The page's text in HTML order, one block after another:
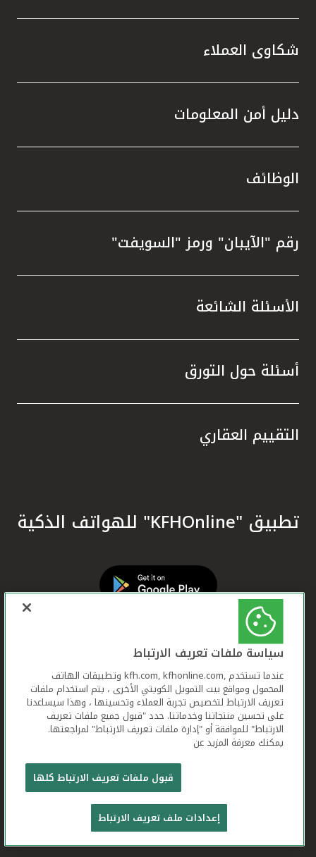
تواصل معنا
شكاوى العملاء
دليل أمن المعلومات
الوظائف
رقم "الآيبان" ورمز "السويفت"
الأسئلة الشائعة
أسئلة حول التورق
التقييم العقاري
تطبيق "KFHOnline" للهواتف الذكية
بيت التمويل الكويتي جميع الحقوق محفوظة © 2026
شروط وأحكام استخدام الموقع الإلكتروني
تعريف الارتباط بيان الخصوصية
سياسة ملفات تعريف الارتباط
عندما تستخدم ,kfh.com, kfhonline.com وتطبيقات الهاتف
المحمول ومواقع بيت التمويل الكويتي الأخرى ، يتم استخدام ملفات
تعريف الارتباط لتخصيص تجربة العملاء وتحسينها ، وهذا سيساعدنا
على تحسين منتجاتنا وخدماتنا. حدد "قبول جميع ملفات تعريف
الارتباط" للموافقة أو "إدارة ملفات تعريف الارتباط" لمراجعتها.
يمكنك معرفة المزيد عن
قبول ملفات تعريف الارتباط كلها
إعدادات ملف تعريف الارتباط